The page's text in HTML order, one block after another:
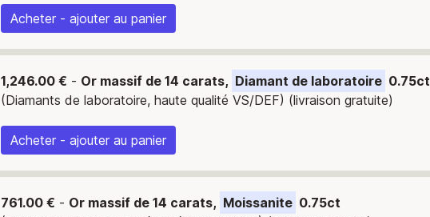
Acheter - ajouter au panier
1,246.00 € - Or massif de 14 carats, Diamant de laboratoire 0.75ct
(Diamants de laboratoire, haute qualité VS/DEF) (livraison gratuite)
Acheter - ajouter au panier
761.00 € - Or massif de 14 carats, Moissanite 0.75ct